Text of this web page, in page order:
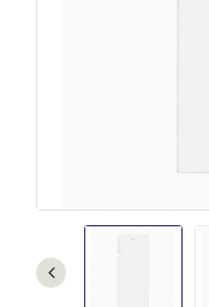
(42,7DX47,5A)
DO4230IN - PLACA
2F ANALOGICA